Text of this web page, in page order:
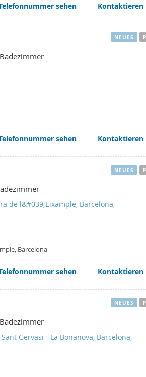
sehen Kontaktieren
sehen Kontaktieren
NEUES
de l&#039;Eixample, Barcelona,
Barcelona
sehen Kontaktieren
NEUES
Gervasi - La Bonanova, Barcelona,
NEUES